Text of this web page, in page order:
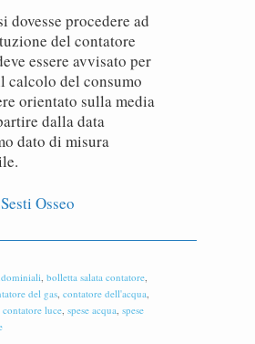
dovesse procedere ad
del contatore
essere avvisato per
calcolo del consumo
orientato sulla media
dalla data
dato di misura
Osseo
, bolletta salata contatore,
del gas, contatore dell'acqua,
contatore luce, spese acqua, spese